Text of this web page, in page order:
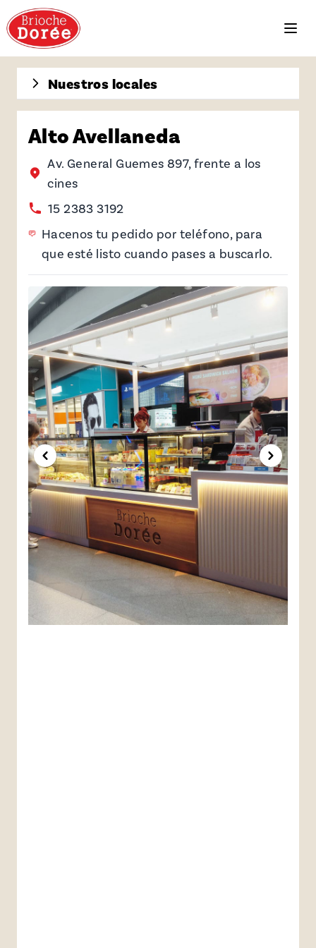
Nuestros locales
Alto Avellaneda
Av. General Guemes 897, frente a los
cines
15 2383 3192
Hacenos tu pedido por teléfono, para
que esté listo cuando pases a buscarlo.